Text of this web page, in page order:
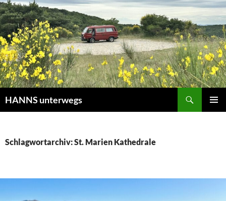
Zum
Inhalt
springen
HANNS unterwegs
Schlagwortarchiv: St. Marien Kathedrale